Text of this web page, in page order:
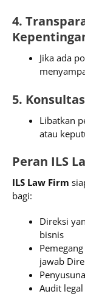
4.
Jika ada
5.
Libatkan
atau
Peran ILS
ILS Law Firm
bagi:
Direksi
bisnis
jawab
Audit